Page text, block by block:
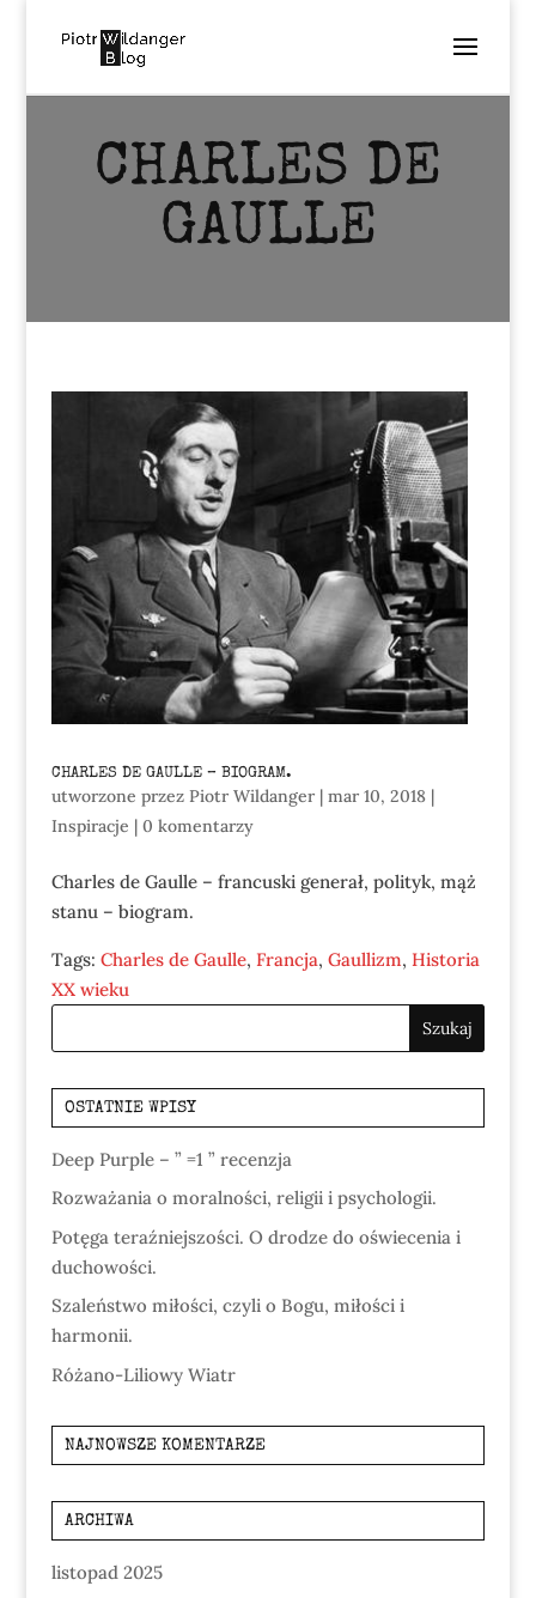
CHARLES DE
GAULLE
CHARLES DE GAULLE – BIOGRAM.
utworzone przez Piotr Wildanger| mar 10, 2018|
Inspiracje | 0 komentarzy
Charles de Gaulle – francuski generał, polityk, mąż
stanu – biogram.
Tags: Charles de Gaulle, Francja, Gaullizm, Historia
XX wieku
OSTATNIE WPISY
Deep Purple – ” =1 ” recenzja
Rozważania o moralności, religii i psychologii.
Potęga teraźniejszości. O drodze do oświecenia i
duchowości.
Szaleństwo miłości, czyli o Bogu, miłości i
harmonii.
Różano-Liliowy Wiatr
NAJNOWSZE KOMENTARZE
ARCHIWA
listopad 2025